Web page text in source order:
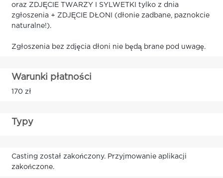
oraz ZDJĘCIE TWARZY I SYLWETKI tylko z dnia
zgłoszenia + ZDJĘCIE DŁONI (dłonie zadbane, paznokcie
naturalne!).
Zgłoszenia bez zdjęcia dłoni nie będą brane pod uwagę.
Warunki płatności
170 zł
Typy
Casting został zakończony. Przyjmowanie aplikacji
zakończone.